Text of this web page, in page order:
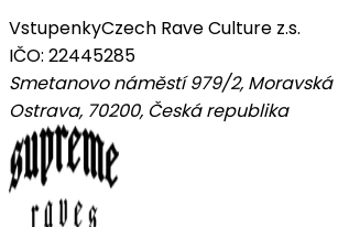
VstupenkyCzech Rave Culture z.s.
IČO: 22445285
Smetanovo náměstí 979/2, Moravská
Ostrava, 70200, Česká republika